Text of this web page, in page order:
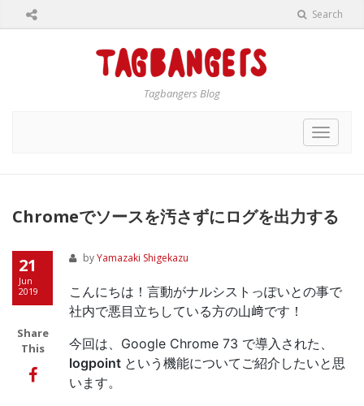
Search
Tagbangers Blog
Toggle
Chromeでソースを汚さずにログを出力する
21
Jun
2019
Share
This
byYamazaki Shigekazu
こんにちは！言動がナルシストっぽいとの事で
社内で悪目立ちしている方の山﨑です！
今回は、Google Chrome 73 で導入された、
logpoint という機能についてご紹介したいと思
います。